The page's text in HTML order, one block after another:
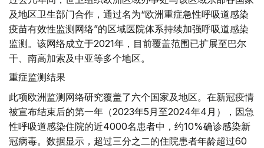
及地区卫生部门合作，通过名为“欧洲重症急性呼吸道感染
疫苗有效性监测网络”的区域医院体系持续加强呼吸道感染
监测。该网络成立于2021年，目前覆盖范围已扩展至巴尔
干、南高加索及中亚等多个地区。
重症监测结果
此项欧洲监测网络研究覆盖了六个国家及地区。在新冠疫情
被宣布结束后的第一年（2023年5月至2024年4月），因急
性呼吸道感染住院的近4000名患者中，约10%确诊感染新
冠病毒。数据显示，超过三分之二的住院患者年龄超过60